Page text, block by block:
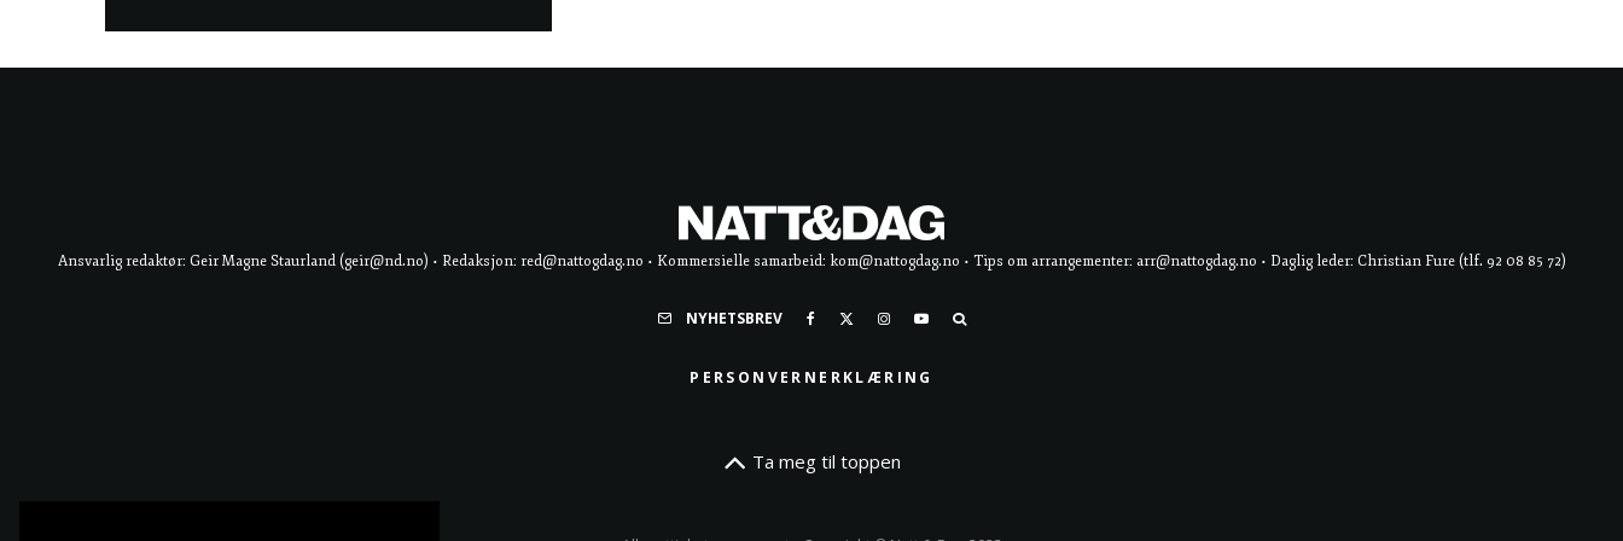
Ansvarlig redaktør: Geir Magne Staurland (geir@nd.no) • Redaksjon: red@nattogdag.no • Kommersielle samarbeid: kom@nattogdag.no • Tips om arrangementer: arr@nattogdag.no • Daglig leder: Christian Fure (tlf. 92 08 85 72)
NYHETSBREV
PERSONVERNERKLÆRING
Ta meg til toppen